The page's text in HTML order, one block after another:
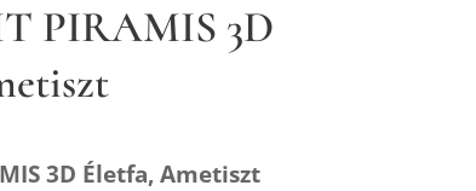
PIRAMIS 3D
3D Életfa, Ametiszt